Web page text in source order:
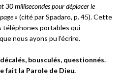
30 millisecondes pour déplacer le
» (cité par Spadaro, p. 45). Cette
téléphones portables qui
nous ayons pu l’écrire.
bousculés, questionnés.
fait la Parole de Dieu.